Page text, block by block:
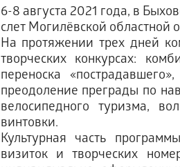
6-8 августа 2021 года, в
слет Могилёвской
На протяжении трех дней
творческих конкурсах:
переноска
преодоление преграды по
велосипедного туризма,
винтовки.
Культурная часть
визиток и творческих